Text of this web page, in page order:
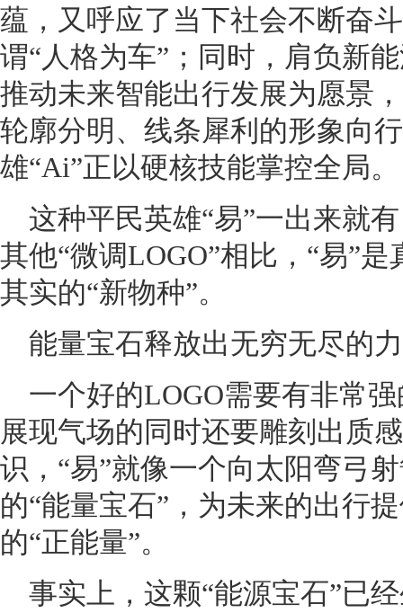
蕴，又呼应了当下社会不断奋
谓“人格为车”；同时，肩负新
推动未来智能出行发展为愿景
轮廓分明、线条犀利的形象向
雄“Ai”正以硬核技能掌控全局。
这种平民英雄“易”一出来就
其他“微调LOGO”相比，“易”
其实的“新物种”。
能量宝石释放出无穷无尽的
一个好的LOGO需要有非常
展现气场的同时还要雕刻出质
识，“易”就像一个向太阳弯弓
的“能量宝石”，为未来的出行
的“正能量”。
事实上，这颗“能源宝石”已